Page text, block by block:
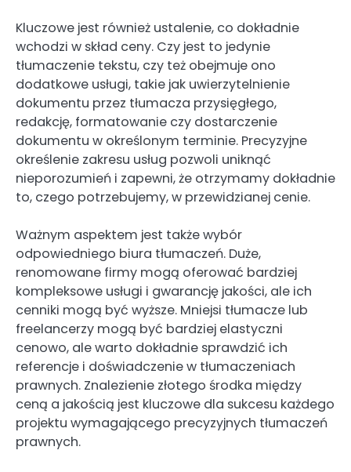
Kluczowe jest również ustalenie, co dokładnie
wchodzi w skład ceny. Czy jest to jedynie
tłumaczenie tekstu, czy też obejmuje ono
dodatkowe usługi, takie jak uwierzytelnienie
dokumentu przez tłumacza przysięgłego,
redakcję, formatowanie czy dostarczenie
dokumentu w określonym terminie. Precyzyjne
określenie zakresu usług pozwoli uniknąć
nieporozumień i zapewni, że otrzymamy dokładnie
to, czego potrzebujemy, w przewidzianej cenie.
Ważnym aspektem jest także wybór
odpowiedniego biura tłumaczeń. Duże,
renomowane firmy mogą oferować bardziej
kompleksowe usługi i gwarancję jakości, ale ich
cenniki mogą być wyższe. Mniejsi tłumacze lub
freelancerzy mogą być bardziej elastyczni
cenowo, ale warto dokładnie sprawdzić ich
referencje i doświadczenie w tłumaczeniach
prawnych. Znalezienie złotego środka między
ceną a jakością jest kluczowe dla sukcesu każdego
projektu wymagającego precyzyjnych tłumaczeń
prawnych.